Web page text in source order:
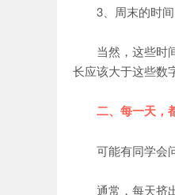
3、周末的时间
当然，这些时间
长应该大于这些数
二、每一天，
可能有同学会问
通常，每天挤出